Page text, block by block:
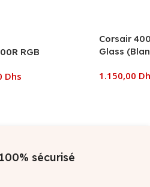
RGB
Dhs
Corsair
Glass
1.150,00
sécurisé